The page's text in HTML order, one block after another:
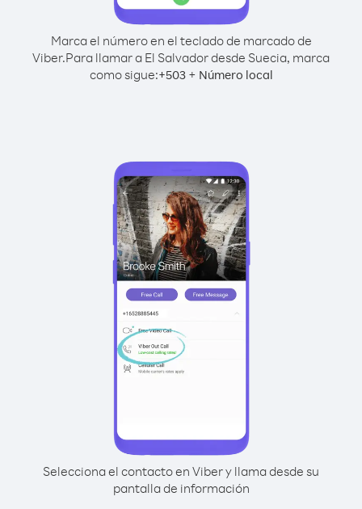
Marca el número en el teclado de marcado de
Viber.Para llamar a El Salvador desde Suecia, marca
como sigue:+503+ Número local
Selecciona el contacto en Viber y llama desde su
pantalla de información